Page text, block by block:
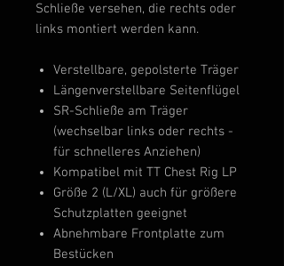
Schließe versehen, die rechts oder
links montiert werden kann.
Verstellbare, gepolsterte Träger
Längenverstellbare Seitenflügel
SR-Schließe am Träger
(wechselbar links oder rechts -
für schnelleres Anziehen)
Kompatibel mit TT Chest Rig LP
Größe 2 (L/XL) auch für größere
Schutzplatten geeignet
Abnehmbare Frontplatte zum
Bestücken